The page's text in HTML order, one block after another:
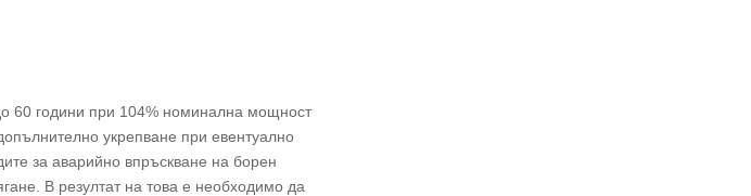
60 години при 104% номинална мощност
укрепване при евентуално
за аварийно впръскване на борен
В резултат на това е необходимо да